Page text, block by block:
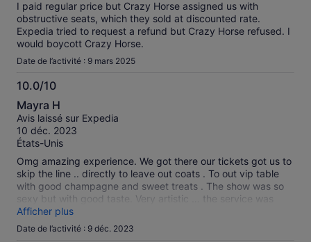
I paid regular price but Crazy Horse assigned us with
obstructive seats, which they sold at discounted rate.
Expedia tried to request a refund but Crazy Horse refused. I
would boycott Crazy Horse.
Date de l’activité : 9 mars 2025
10.0/10
10.0
sur
10
Mayra H
Avis laissé sur Expedia
10 déc. 2023
États-Unis
Omg amazing experience. We got there our tickets got us to
skip the line .. directly to leave out coats . To out vip table
with good champagne and sweet treats . The show was so
sexy but with good taste. Very artistic … the service was
amazing .. very polite and attentive. We absolutely loved it .
We canceled moulin rouge’s tickets to come here . If you are
Afficher plus
Date de l’activité : 9 déc. 2023